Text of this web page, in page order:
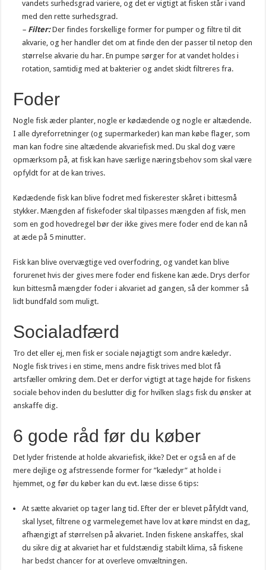
vandets surhedsgrad variere, og det er vigtigt at fisken står i vand
med den rette surhedsgrad.
– Filter: Der findes forskellige former for pumper og filtre til dit
akvarie, og her handler det om at finde den der passer til netop den
størrelse akvarie du har. En pumpe sørger for at vandet holdes i
rotation, samtidig med at bakterier og andet skidt filtreres fra.
Foder
Nogle fisk æder planter, nogle er kødædende og nogle er altædende.
I alle dyreforretninger (og supermarkeder) kan man købe flager, som
man kan fodre sine altædende akvariefisk med. Du skal dog være
opmærksom på, at fisk kan have særlige næringsbehov som skal være
opfyldt for at de kan trives.
Kødædende fisk kan blive fodret med fiskerester skåret i bittesmå
stykker. Mængden af fiskefoder skal tilpasses mængden af fisk, men
som en god hovedregel bør der ikke gives mere foder end de kan nå
at æde på 5 minutter.
Fisk kan blive overvægtige ved overfodring, og vandet kan blive
forurenet hvis der gives mere foder end fiskene kan æde. Drys derfor
kun bittesmå mængder foder i akvariet ad gangen, så der kommer så
lidt bundfald som muligt.
Socialadfærd
Tro det eller ej, men fisk er sociale nøjagtigt som andre kæledyr.
Nogle fisk trives i en stime, mens andre fisk trives med blot få
artsfæller omkring dem. Det er derfor vigtigt at tage højde for fiskens
sociale behov inden du beslutter dig for hvilken slags fisk du ønsker at
anskaffe dig.
6 gode råd før du køber
Det lyder fristende at holde akvariefisk, ikke? Det er også en af de
mere dejlige og afstressende former for ”kæledyr” at holde i
hjemmet, og før du køber kan du evt. læse disse 6 tips:
At sætte akvariet op tager lang tid. Efter der er blevet påfyldt vand,
skal lyset, filtrene og varmelegemet have lov at køre mindst en dag,
afhængigt af størrelsen på akvariet. Inden fiskene anskaffes, skal
du sikre dig at akvariet har et fuldstændig stabilt klima, så fiskene
har bedst chancer for at overleve omvæltningen.